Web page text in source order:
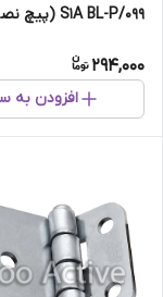
۰۹۹/S۱A BL-P (پیچ نصب)
294,000
افزودن به